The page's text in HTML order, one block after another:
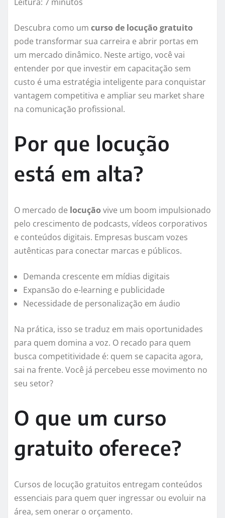
Descubra como um curso de locução gratuito
pode transformar sua carreira e abrir portas em
um mercado dinâmico. Neste artigo, você vai
entender por que investir em capacitação sem
custo é uma estratégia inteligente para conquistar
vantagem competitiva e ampliar seu market share
na comunicação profissional.
Por que locução
está em alta?
O mercado de locução vive um boom impulsionado
pelo crescimento de podcasts, vídeos corporativos
e conteúdos digitais. Empresas buscam vozes
autênticas para conectar marcas e públicos.
Demanda crescente em mídias digitais
Expansão do e-learning e publicidade
Necessidade de personalização em áudio
Na prática, isso se traduz em mais oportunidades
para quem domina a voz. O recado para quem
busca competitividade é: quem se capacita agora,
sai na frente. Você já percebeu esse movimento no
seu setor?
O que um curso
gratuito oferece?
Cursos de locução gratuitos entregam conteúdos
essenciais para quem quer ingressar ou evoluir na
área, sem onerar o orçamento.